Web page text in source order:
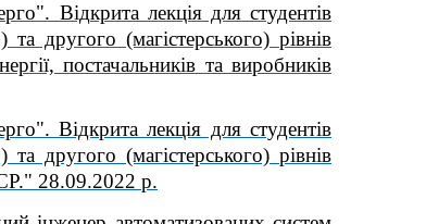
Відкрита лекція для студентів
другого (магістерського) рівнів
постачальників та виробників
Відкрита лекція для студентів
другого (магістерського) рівнів
28.09.2022 р.